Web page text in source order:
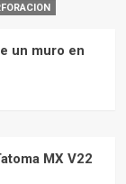
un muro en
MX V22